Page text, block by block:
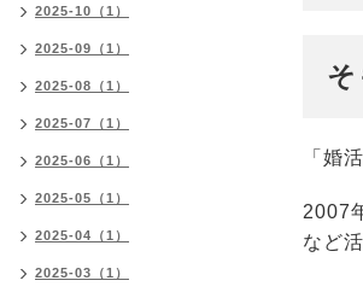
そ
「婚
2007
など
2025-10（1）
2025-09（1）
2025-08（1）
2025-07（1）
2025-06（1）
2025-05（1）
2025-04（1）
2025-03（1）